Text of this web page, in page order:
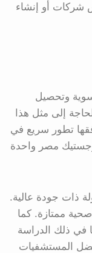
شركات أو إنشاء
وتحصيل
إلى مثل هذا
تطور سريع في
لوجستيك مصر واحدة
ذات جودة عالية.
ممتازة. كما
في ذلك الدراسة
المستشفيات